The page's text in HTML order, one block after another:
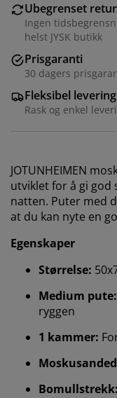
Ubegrenset
Ingen
helst JYSK butikk
Prisgaranti
30 dagers
Fleksibel levering
Rask og enkel
JOTUNHEIMEN
utviklet for å gi god
natten. Puter med
at du kan nyte en
Egenskaper
Størrelse:
Medium pute:
ryggen
1 kammer:
Bomullstrekk: